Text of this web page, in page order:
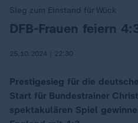
Sieg zum Einstand für Wück
:DFB-Frauen feiern
25.10.2024 | 22:30
Prestigesieg für die
Start für Bundestrainer
spektakulären Spiel